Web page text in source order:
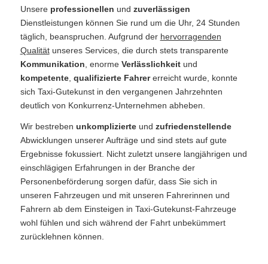
Unsere professionellen und zuverlässigen
Dienstleistungen können Sie rund um die Uhr, 24 Stunden
täglich, beanspruchen. Aufgrund der hervorragenden
Qualitätunseres Services, die durch stets transparente
Kommunikation , enorme Verlässlichkeitund
kompetente, qualifizierte Fahrererreicht wurde, konnte
sich Taxi-Gutekunst in den vergangenen Jahrzehnten
deutlich von Konkurrenz-Unternehmen abheben.
Wir bestreben unkomplizierteund zufriedenstellende
Abwicklungen unserer Aufträge und sind stets auf gute
Ergebnisse fokussiert. Nicht zuletzt unsere langjährigen und
einschlägigen Erfahrungen in der Branche der
Personenbeförderung sorgen dafür, dass Sie sich in
unseren Fahrzeugen und mit unseren Fahrerinnen und
Fahrern ab dem Einsteigen in Taxi-Gutekunst-Fahrzeuge
wohl fühlen und sich während der Fahrt unbekümmert
zurücklehnen können.